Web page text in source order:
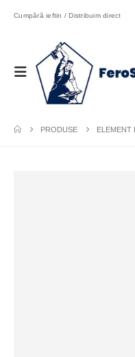
Cumpără ieftin / Distribuim direct
PRODUSE ELEMENT